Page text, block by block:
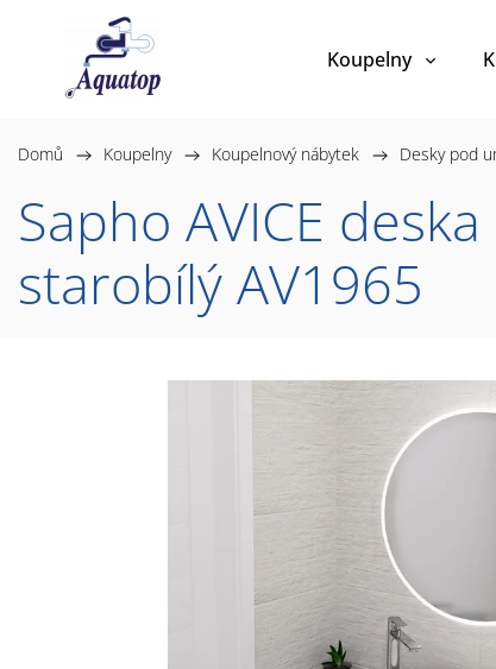
Koupelny
Domů / Koupelny / Koupelnový nábytek / Desky pod
Sapho AVICE
starobílý AV1965